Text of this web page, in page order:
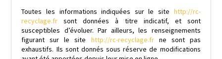
Toutes les informations indiquées sur le site http://rc-
recyclage.fr
sont données à titre indicatif, et sont
susceptibles d’évoluer. Par ailleurs, les renseignements
figurant sur le site
http://rc-recyclage.fr ne sont pas
exhaustifs. Ils sont donnés sous réserve de modifications